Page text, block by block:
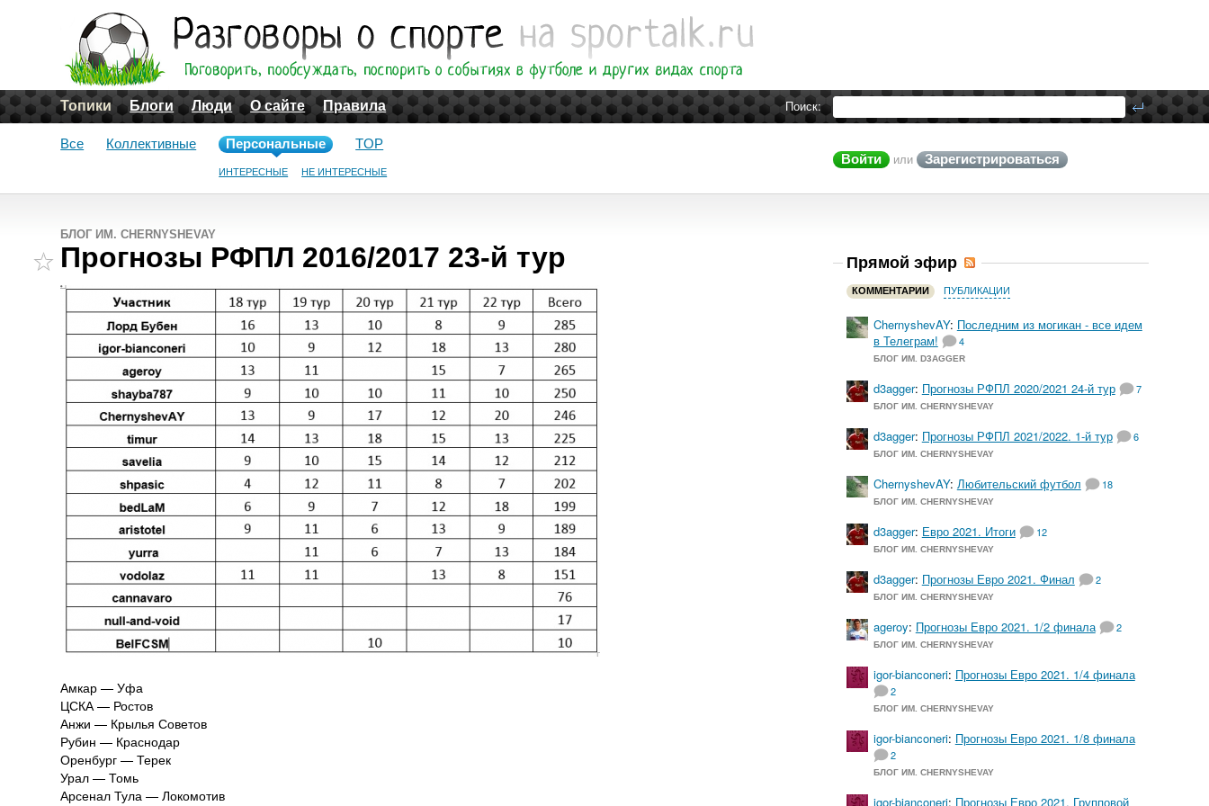
Поиск:
Топики Блоги Люди О сайте Правила
Войти или Зарегистрироваться
Все Коллективные Персональные
ИНТЕРЕСНЫЕ НЕ ИНТЕРЕСНЫЕ
TOP
БЛОГ ИМ. CHERNYSHEVAY
Прогнозы РФПЛ 2016/2017 23-й тур
Амкар — Уфа
ЦСКА — Ростов
Анжи — Крылья Советов
Рубин — Краснодар
Оренбург — Терек
Урал — Томь
Арсенал Тула — Локомотив
Прямой эфир
КОММЕНТАРИИ ПУБЛИКАЦИИ
ChernyshevAY: Последним из могикан - все идем
в Телеграм!
4
БЛОГ ИМ. D3AGGER
d3agger: Прогнозы РФПЛ 2020/2021 24-й тур 7
БЛОГ ИМ. CHERNYSHEVAY
d3agger: Прогнозы РФПЛ 2021/2022. 1-й тур 6
БЛОГ ИМ. CHERNYSHEVAY
ChernyshevAY: Любительский футбол 18
БЛОГ ИМ. CHERNYSHEVAY
d3agger: Евро 2021. Итоги 12
БЛОГ ИМ. CHERNYSHEVAY
d3agger: Прогнозы Евро 2021. Финал 2
БЛОГ ИМ. CHERNYSHEVAY
ageroy: Прогнозы Евро 2021. 1/2 финала 2
БЛОГ ИМ. CHERNYSHEVAY
igor-bianconeri: Прогнозы Евро 2021. 1/4 финала
2
БЛОГ ИМ. CHERNYSHEVAY
igor-bianconeri: Прогнозы Евро 2021. 1/8 финала
2
БЛОГ ИМ. CHERNYSHEVAY
igor-bianconeri: Прогнозы Евро 2021. Групповой